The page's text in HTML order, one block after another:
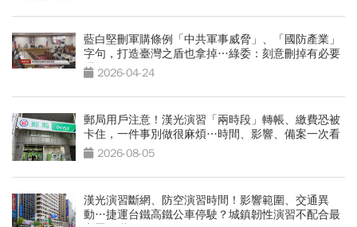
藍白堅刪軍購條例「中共軍事威脅」、「國防產業」
字句，打造臺灣之盾也拿掉…綠委：刻意刪掉有必要
嗎 2026-04-24
郵局用戶注意！漢光演習「兩時段」轉帳、繳費恐被
卡住，一件事別做很麻煩…時間、影響、備案一次看
2026-08-05
漢光演習斷網、防空演習時間！影響範圍、交通異
動…捷運台鐵高鐵公車停駛？城鎮韌性演習不配合最